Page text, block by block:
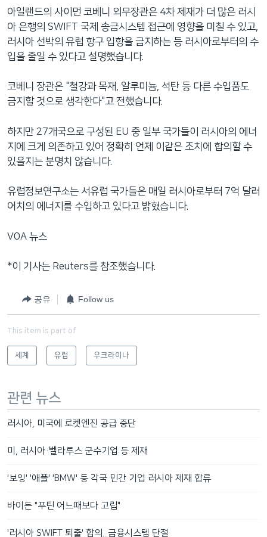
아일랜드의 사이먼 코베니 외무장관은 4차 제재가 더 많은 러시
아 은행의 SWIFT 국제 송금시스템 접근에 영향을 미칠 수 있고,
러시아 선박의 유럽 항구 입항을 금지하는 등 러시아로부터의 수
입을 줄일 수 있다고 설명했습니다.
코베니 장관은 "철강과 목재, 알루미늄, 석탄 등 다른 수입품도
금지할 것으로 생각한다"고 전했습니다.
하지만 27개국으로 구성된 EU 중 일부 국가들이 러시아의 에너
지에 크게 의존하고 있어 정확히 언제 이같은 조치에 합의할 수
있을지는 분명치 않습니다.
유럽정보연구소는 서유럽 국가들은 매일 러시아로부터 7억 달러
어치의 에너지를 수입하고 있다고 밝혔습니다.
VOA 뉴스
*이 기사는 Reuters를 참조했습니다.
공유 Follow us
This item is part of
세계 유럽 우크라이나
관련 뉴스
러시아, 미국에 로켓엔진 공급 중단
미, 러시아·벨라루스 군수기업 등 제재
'보잉' '애플' 'BMW' 등 각국 민간 기업 러시아 제재 합류
바이든 "푸틴 어느때보다 고립"
'러시아 SWIFT 퇴출' 합의...금융시스템 단절